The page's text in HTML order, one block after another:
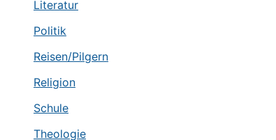
Literatur
Politik
Reisen/Pilgern
Religion
Schule
Theologie